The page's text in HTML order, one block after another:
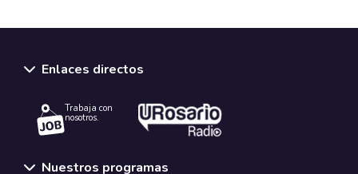
Enlaces directos
Trabaja con
nosotros.
Nuestros programas